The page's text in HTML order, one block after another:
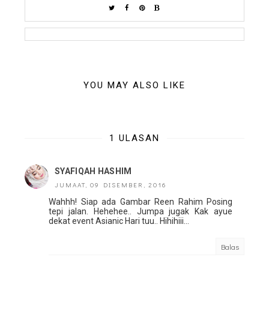
YOU MAY ALSO LIKE
1 ULASAN
SYAFIQAH HASHIM
JUMAAT, 09 DISEMBER, 2016
Wahhh! Siap ada Gambar Reen Rahim Posing
tepi jalan. Hehehee.. Jumpa jugak Kak ayue
dekat event Asianic Hari tuu.. Hihihiii...
Balas